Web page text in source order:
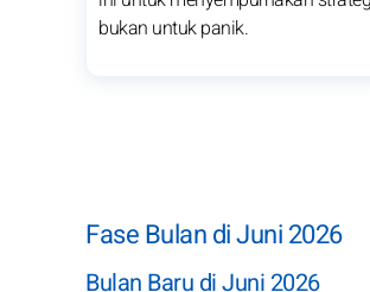
bukan untuk panik.
Fase Bulan di Juni 2026
Bulan Baru di Juni 2026